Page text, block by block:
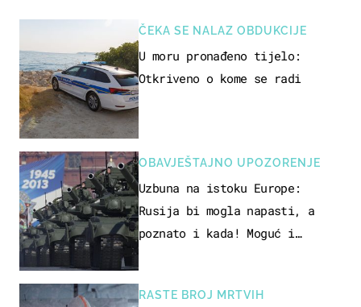
ČEKA SE NALAZ OBDUKCIJE
U moru pronađeno tijelo:
Otkriveno o kome se radi
OBAVJEŠTAJNO UPOZORENJE
Uzbuna na istoku Europe:
Rusija bi mogla napasti, a
poznato i kada! Moguć i
RASTE BROJ MRTVIH